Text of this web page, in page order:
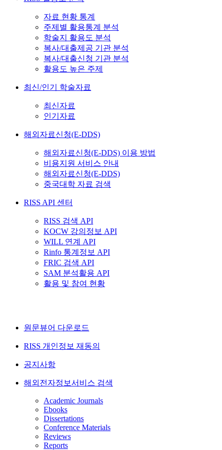
자료 현황 통계
주제별 활용통계 분석
학술지 활용도 분석
복사/대출제공 기관 분석
복사/대출신청 기관 분석
활용도 높은 주제
최신/인기 학술자료
최신자료
인기자료
해외자료신청(E-DDS)
해외자료신청(E-DDS) 이용 방법
비용지원 서비스 안내
해외자료신청(E-DDS)
중국대학 자료 검색
RISS API 센터
RISS 검색 API
KOCW 강의정보 API
WILL 연계 API
Rinfo 통계정보 API
FRIC 검색 API
SAM 분석활용 API
활용 및 참여 현황
원문뷰어 다운로드
RISS 개인정보 재동의
공지사항
해외전자정보서비스 검색
Academic Journals
Ebooks
Dissertations
Conference Materials
Reviews
Reports